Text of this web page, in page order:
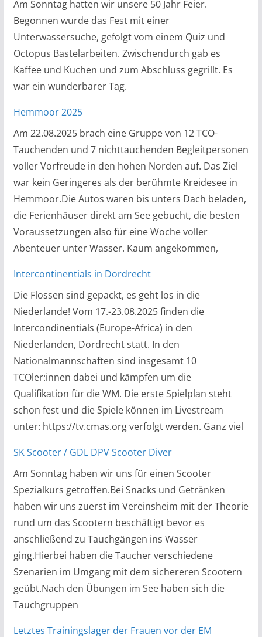
Am Sonntag hatten wir unsere 50 Jahr Feier.
Begonnen wurde das Fest mit einer
Unterwassersuche, gefolgt vom einem Quiz und
Octopus Bastelarbeiten. Zwischendurch gab es
Kaffee und Kuchen und zum Abschluss gegrillt. Es
war ein wunderbarer Tag.
Hemmoor 2025
Am 22.08.2025 brach eine Gruppe von 12 TCO-
Tauchenden und 7 nichttauchenden Begleitpersonen
voller Vorfreude in den hohen Norden auf. Das Ziel
war kein Geringeres als der berühmte Kreidesee in
Hemmoor.Die Autos waren bis unters Dach beladen,
die Ferienhäuser direkt am See gebucht, die besten
Voraussetzungen also für eine Woche voller
Abenteuer unter Wasser. Kaum angekommen,
Intercontinentials in Dordrecht
Die Flossen sind gepackt, es geht los in die
Niederlande! Vom 17.-23.08.2025 finden die
Intercondinentials (Europe-Africa) in den
Niederlanden, Dordrecht statt. In den
Nationalmannschaften sind insgesamt 10
TCOler:innen dabei und kämpfen um die
Qualifikation für die WM. Die erste Spielplan steht
schon fest und die Spiele können im Livestream
unter: https://tv.cmas.org verfolgt werden. Ganz viel
SK Scooter / GDL DPV Scooter Diver
Am Sonntag haben wir uns für einen Scooter
Spezialkurs getroffen.Bei Snacks und Getränken
haben wir uns zuerst im Vereinsheim mit der Theorie
rund um das Scootern beschäftigt bevor es
anschließend zu Tauchgängen ins Wasser
ging.Hierbei haben die Taucher verschiedene
Szenarien im Umgang mit dem sichereren Scootern
geübt.Nach den Übungen im See haben sich die
Tauchgruppen
Letztes Trainingslager der Frauen vor der EM